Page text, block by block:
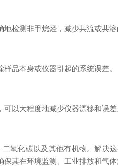
检测非甲烷烃，减少共流或共
样品本身或仪器引起的系统误差。
可以大程度地减少仪器漂移和误
氧化碳以及其他有机物。解决
其在环境监测、工业排放和气体